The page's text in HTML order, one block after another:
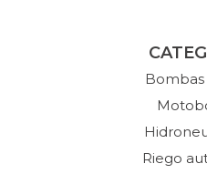
Bombas
Riego